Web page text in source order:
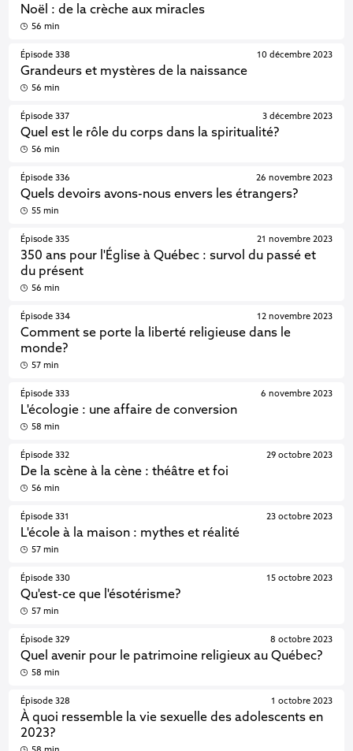
Noël : de la crèche aux miracles
56 min
Épisode 338
Grandeurs et mystères de la naissance
10 décembre 2023
56 min
Épisode 337
Quel est le rôle du corps dans la spiritualité?
3 décembre 2023
56 min
Épisode 336
Quels devoirs avons-nous envers les étrangers?
26 novembre 2023
55 min
Épisode 335
350 ans pour l'Église à Québec : survol du passé et
du présent
21 novembre 2023
56 min
Épisode 334
Comment se porte la liberté religieuse dans le
monde?
12 novembre 2023
57 min
Épisode 333
L'écologie : une affaire de conversion
6 novembre 2023
58 min
Épisode 332
De la scène à la cène : théâtre et foi
29 octobre 2023
56 min
Épisode 331
L'école à la maison : mythes et réalité
23 octobre 2023
57 min
Épisode 330
Qu'est-ce que l'ésotérisme?
15 octobre 2023
57 min
Épisode 329
Quel avenir pour le patrimoine religieux au Québec?
8 octobre 2023
58 min
Épisode 328
À quoi ressemble la vie sexuelle des adolescents en
2023?
1 octobre 2023